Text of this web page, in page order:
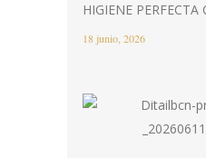
HIGIENE PERFECTA
18 junio, 2026